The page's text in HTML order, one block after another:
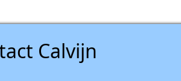
Calvijn